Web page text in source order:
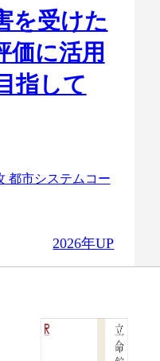
を受けた
価に活用
指して
都市システムコー
2026年UP